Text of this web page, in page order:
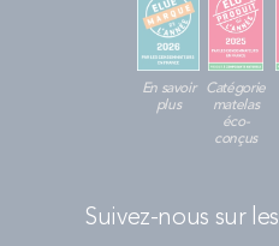
En savoir
plus
Catégorie
matelas
éco-
conçus
Suivez-nous sur les